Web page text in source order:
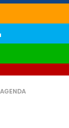
AGENDA